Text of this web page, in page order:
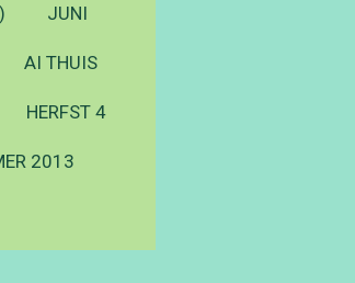
JUNI
AI THUIS
HERFST 4
2013